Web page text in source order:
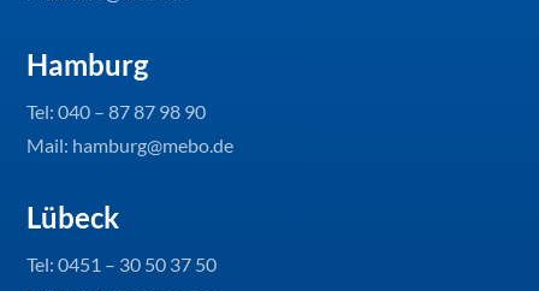
Hamburg
Tel:040 – 87 87 98 90
Mail: hamburg@mebo.de
Lübeck
Tel:0451 – 30 50 37 50